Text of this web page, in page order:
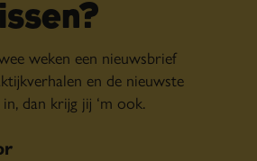
weken een nieuwsbrief
en de nieuwste
dan krijg jij ‘m ook.